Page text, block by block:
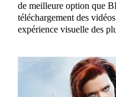
de meilleure option que
téléchargement des
expérience visuelle des